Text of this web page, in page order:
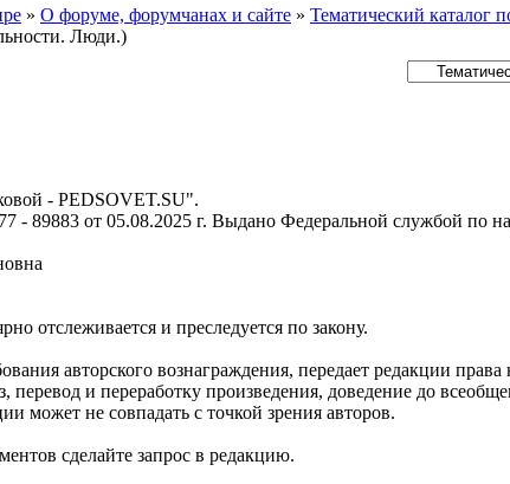
» О форуме, форумчанах и сайте » Тематический каталог
Люди.)
- PEDSOVET.SU".
от 05.08.2025 г. Выдано Федеральной службой по
отслеживается и преследуется по закону.
авторского вознаграждения, передает редакции
перевод и переработку произведения, доведение до
может не совпадать с точкой зрения авторов.
сделайте запрос в редакцию.